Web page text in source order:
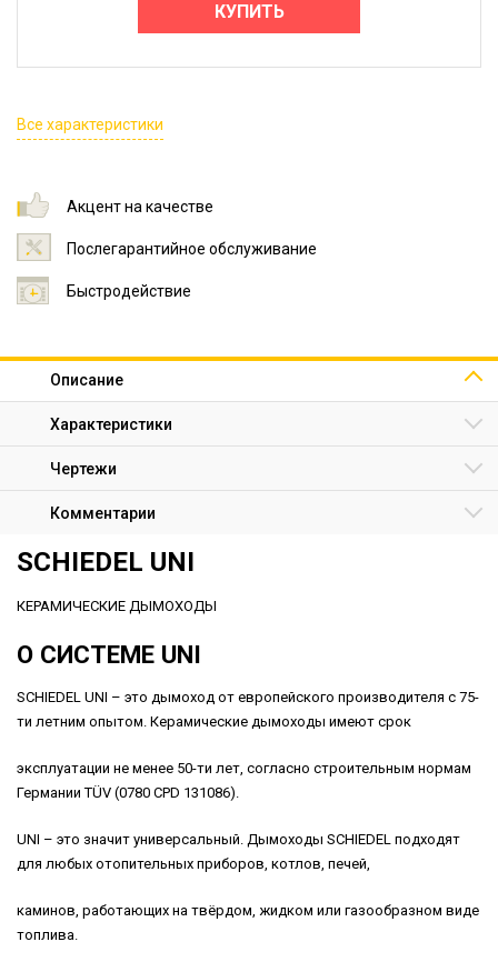
КУПИТЬ
Все характеристики
Акцент на качестве
Послегарантийное обслуживание
Быстродействие
Описание
Характеристики
Чертежи
Комментарии
SCHIEDEL UNI
КЕРАМИЧЕСКИЕ ДЫМОХОДЫ
О СИСТЕМЕ UNI
SCHIEDEL UNI – это дымоход от европейского производителя с 75-
ти летним опытом. Керамические дымоходы имеют срок
эксплуатации не менее 50-ти лет, cогласно строительным нормам
Германии TÜV (0780 CPD 131086).
UNI – это значит универсальный. Дымоходы SCHIEDEL подходят
для любых отопительных приборов, котлов, печей,
каминов, работающих на твёрдом, жидком или газообразном виде
топлива.